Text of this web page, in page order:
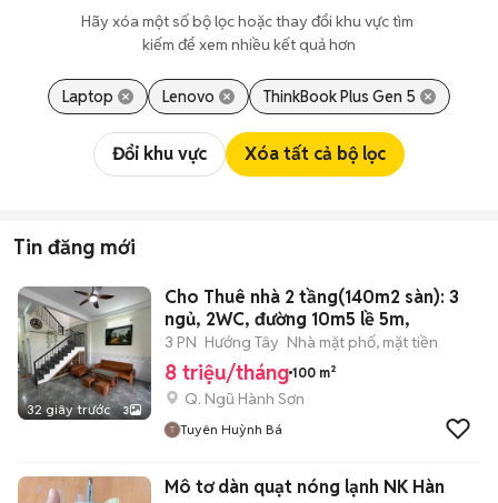
Hãy xóa một số bộ lọc hoặc thay đổi khu vực tìm
kiếm để xem nhiều kết quả hơn
Laptop Lenovo ThinkBook Plus Gen 5
Đổi khu vực Xóa tất cả bộ lọc
Tin đăng mới
32 giây trước 3
Cho Thuê nhà 2 tầng(140m2 sàn): 3
ngủ, 2WC, đường 10m5 lề 5m,
3 PN Hướng Tây Nhà mặt phố, mặt tiền
8 triệu/tháng 100 m²
Q. Ngũ Hành Sơn
Tuyên Huỳnh Bá
Mô tơ dàn quạt nóng lạnh NK Hàn